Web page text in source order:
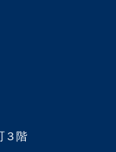
３階